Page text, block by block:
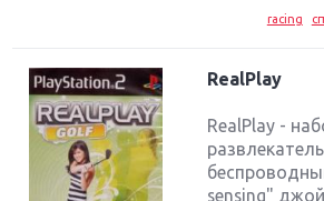
racing
RealPlay
RealPlay -
sensing"